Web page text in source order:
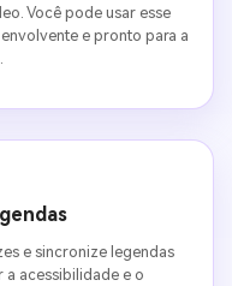
Você pode usar esse
e pronto para a
e sincronize legendas
a acessibilidade e o